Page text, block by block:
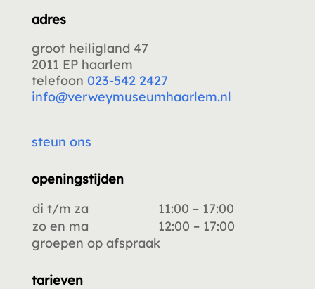
adres
groot heiligland 47
2011 EP haarlem
telefoon 023-542 2427
info@verweymuseumhaarlem.nl
steun ons
openingstijden
di t/m za
11:00 – 17:00
zo en ma
12:00 – 17:00
groepen op afspraak
tarieven